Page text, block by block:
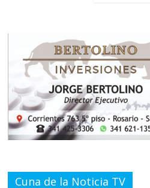
Cuna de la Noticia TV